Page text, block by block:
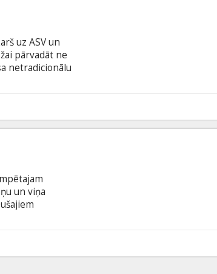
uz ASV un
pārvadāt ne
netradicionālu
karteļu
angļu
un viņa
viens ļoti
valodā.